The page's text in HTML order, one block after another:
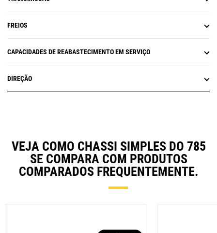
FREIOS
CAPACIDADES DE REABASTECIMENTO EM SERVIÇO
DIREÇÃO
VEJA COMO CHASSI SIMPLES DO 785
SE COMPARA COM PRODUTOS
COMPARADOS FREQUENTEMENTE.